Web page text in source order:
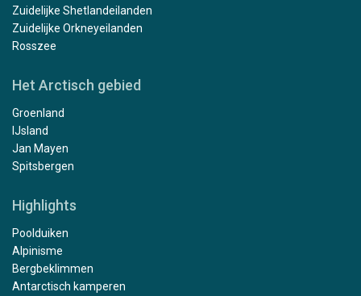
Zuidelijke Shetlandeilanden
Zuidelijke Orkneyeilanden
Rosszee
Het Arctisch gebied
Groenland
IJsland
Jan Mayen
Spitsbergen
Highlights
Poolduiken
Alpinisme
Bergbeklimmen
Antarctisch kamperen